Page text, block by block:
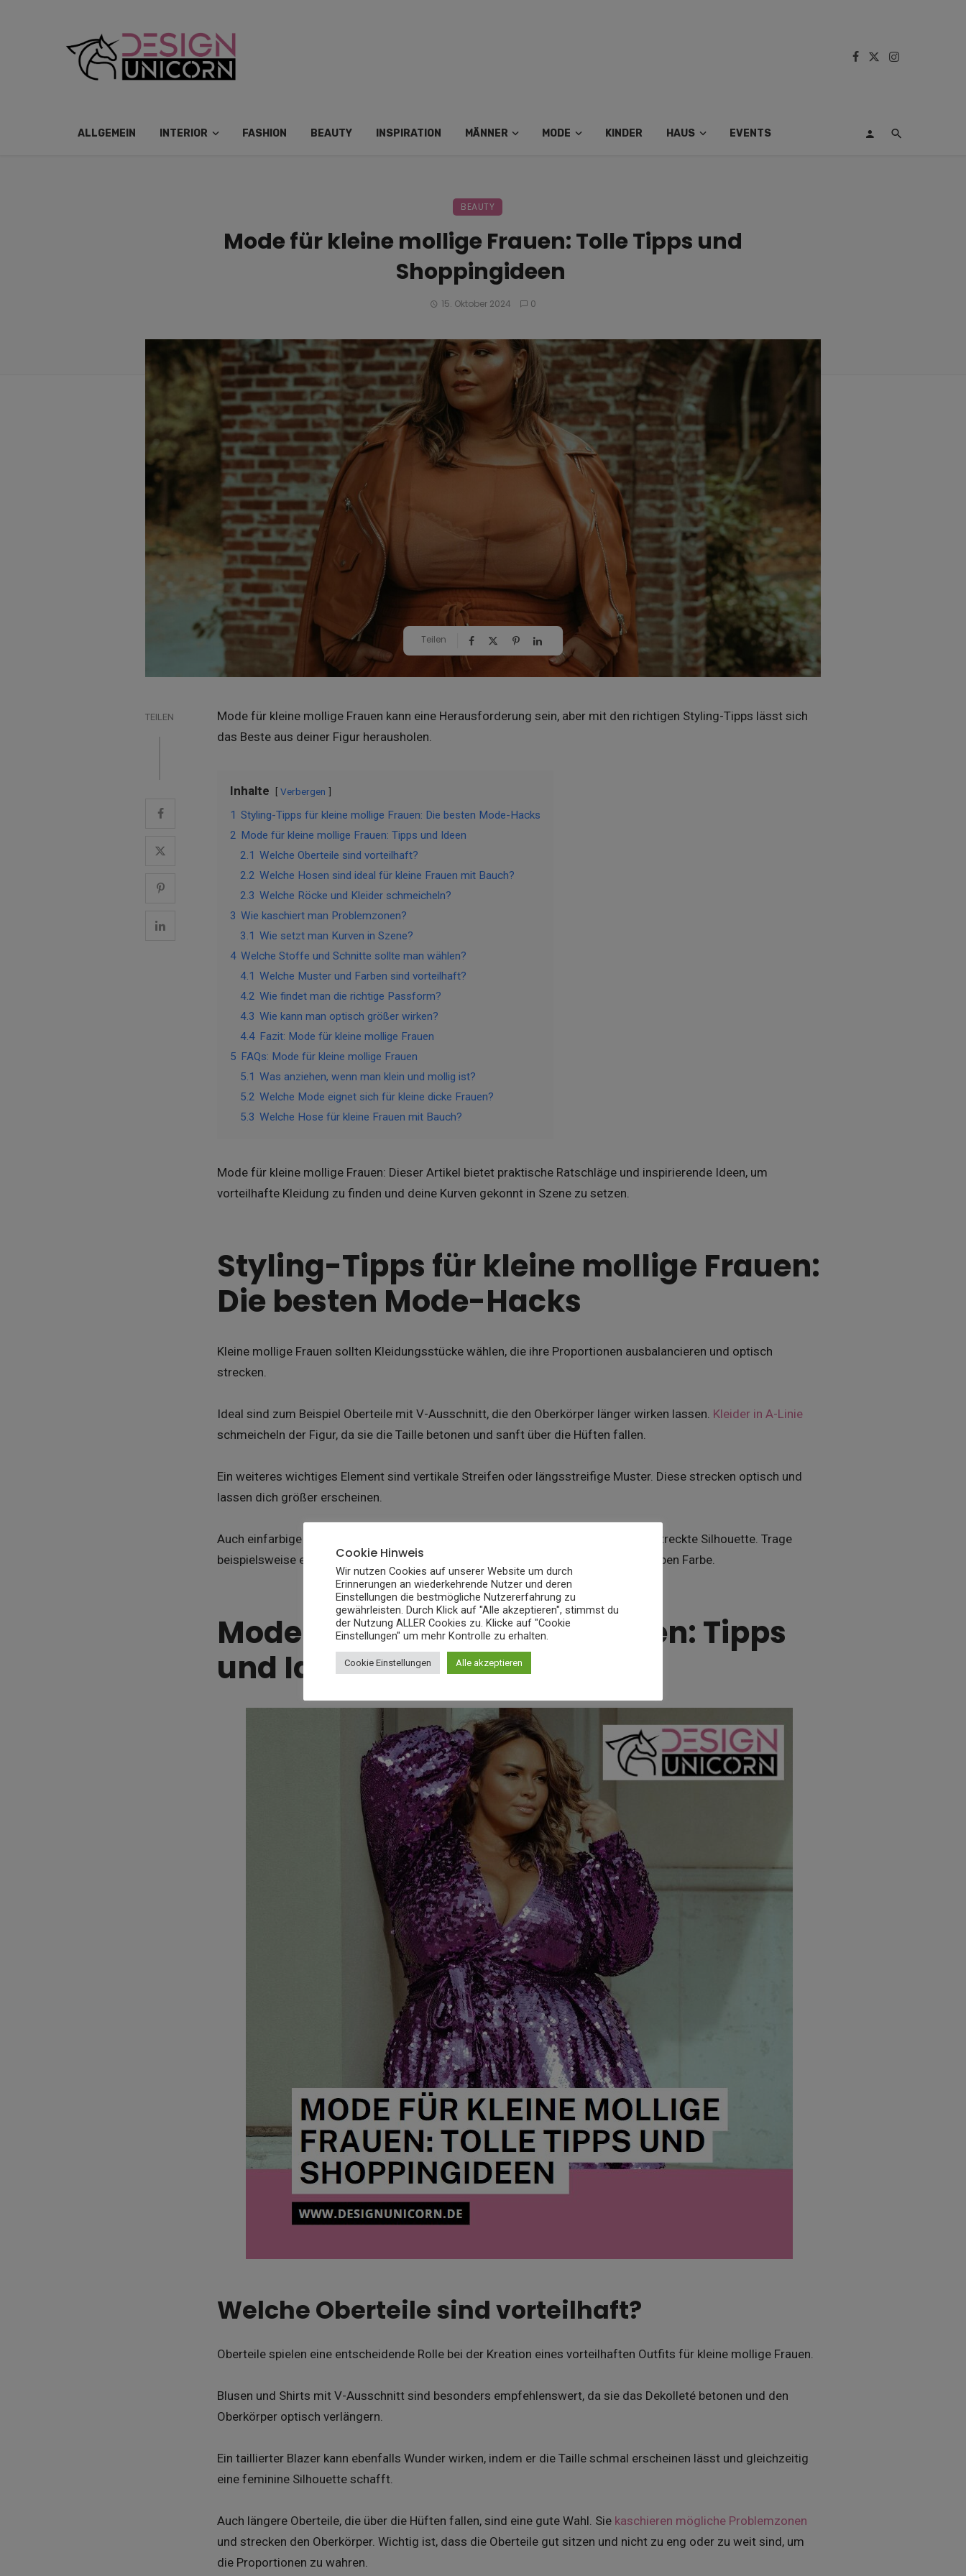
ALLGEMEIN INTERIOR FASHION BEAUTY INSPIRATION MÄNNER MODE KINDER HAUS EVENTS
BEAUTY
Mode für kleine mollige Frauen: Tolle Tipps und
Shoppingideen
15. Oktober 2024 0
Teilen
TEILEN
Mode für kleine mollige Frauen kann eine Herausforderung sein, aber mit den richtigen Styling-Tipps lässt sich
das Beste aus deiner Figur herausholen.
Inhalte Verbergen
1 Styling-Tipps für kleine mollige Frauen: Die besten Mode-Hacks
2 Mode für kleine mollige Frauen: Tipps und Ideen
2.1 Welche Oberteile sind vorteilhaft?
2.2 Welche Hosen sind ideal für kleine Frauen mit Bauch?
2.3 Welche Röcke und Kleider schmeicheln?
3 Wie kaschiert man Problemzonen?
3.1 Wie setzt man Kurven in Szene?
4 Welche Stoffe und Schnitte sollte man wählen?
4.1 Welche Muster und Farben sind vorteilhaft?
4.2 Wie findet man die richtige Passform?
4.3 Wie kann man optisch größer wirken?
4.4 Fazit: Mode für kleine mollige Frauen
5 FAQs: Mode für kleine mollige Frauen
5.1 Was anziehen, wenn man klein und mollig ist?
5.2 Welche Mode eignet sich für kleine dicke Frauen?
5.3 Welche Hose für kleine Frauen mit Bauch?
Mode für kleine mollige Frauen: Dieser Artikel bietet praktische Ratschläge und inspirierende Ideen, um
vorteilhafte Kleidung zu finden und deine Kurven gekonnt in Szene zu setzen.
Styling-Tipps für kleine mollige Frauen:
Die besten Mode-Hacks
Kleine mollige Frauen sollten Kleidungsstücke wählen, die ihre Proportionen ausbalancieren und optisch
strecken.
Ideal sind zum Beispiel Oberteile mit V-Ausschnitt, die den Oberkörper länger wirken lassen. Kleider in A-Linie
schmeicheln der Figur, da sie die Taille betonen und sanft über die Hüften fallen.
Ein weiteres wichtiges Element sind vertikale Streifen oder längsstreifige Muster. Diese strecken optisch und
lassen dich größer erscheinen.
Auch einfarbige Outfits können optisch zu strecken helfen und sorgen für eine gestreckte Silhouette. Trage
beispielsweise ein einfarbiges Kleid oder kombiniere Oberteile und Hosen in derselben Farbe.
Mode für kleine mollige Frauen: Tipps
und Ideen
Welche Oberteile sind vorteilhaft?
Oberteile spielen eine entscheidende Rolle bei der Kreation eines vorteilhaften Outfits für kleine mollige Frauen.
Blusen und Shirts mit V-Ausschnitt sind besonders empfehlenswert, da sie das Dekolleté betonen und den
Oberkörper optisch verlängern.
Ein taillierter Blazer kann ebenfalls Wunder wirken, indem er die Taille schmal erscheinen lässt und gleichzeitig
eine feminine Silhouette schafft.
Auch längere Oberteile, die über die Hüften fallen, sind eine gute Wahl. Sie kaschieren mögliche Problemzonen
und strecken den Oberkörper. Wichtig ist, dass die Oberteile gut sitzen und nicht zu eng oder zu weit sind, um
die Proportionen zu wahren.
Cookie Hinweis
Wir nutzen Cookies auf unserer Website um durch
Erinnerungen an wiederkehrende Nutzer und deren
Einstellungen die bestmögliche Nutzererfahrung zu
gewährleisten. Durch Klick auf "Alle akzeptieren", stimmst du
der Nutzung ALLER Cookies zu. Klicke auf "Cookie
Einstellungen" um mehr Kontrolle zu erhalten.
Cookie Einstellungen Alle akzeptieren